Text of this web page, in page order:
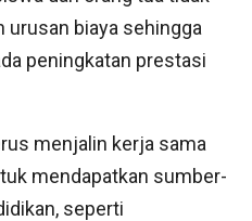
urusan biaya sehingga
peningkatan prestasi
menjalin kerja sama
mendapatkan sumber-
seperti